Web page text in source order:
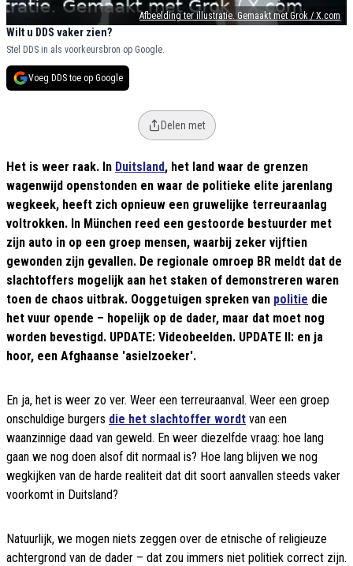
Afbeelding ter illustratie. Gemaakt met Grok / X.com
Wilt u DDS vaker zien?
Stel DDS in als voorkeursbron op Google.
Voeg DDS toe op Google
Delen met
Het is weer raak. In Duitsland, het land waar de grenzen
wagenwijd openstonden en waar de politieke elite jarenlang
wegkeek, heeft zich opnieuw een gruwelijke terreuraanlag
voltrokken. In München reed een gestoorde bestuurder met
zijn auto in op een groep mensen, waarbij zeker vijftien
gewonden zijn gevallen. De regionale omroep BR meldt dat de
slachtoffers mogelijk aan het staken of demonstreren waren
toen de chaos uitbrak. Ooggetuigen spreken van politie die
het vuur opende – hopelijk op de dader, maar dat moet nog
worden bevestigd. UPDATE: Videobeelden. UPDATE II: en ja
hoor, een Afghaanse 'asielzoeker'.
En ja, het is weer zo ver. Weer een terreuraanval. Weer een groep
onschuldige burgers die het slachtoffer wordt van een
waanzinnige daad van geweld. En weer diezelfde vraag: hoe lang
gaan we nog doen alsof dit normaal is? Hoe lang blijven we nog
wegkijken van de harde realiteit dat dit soort aanvallen steeds vaker
voorkomt in Duitsland?
Natuurlijk, we mogen niets zeggen over de etnische of religieuze
achtergrond van de dader – dat zou immers niet politiek correct zijn.